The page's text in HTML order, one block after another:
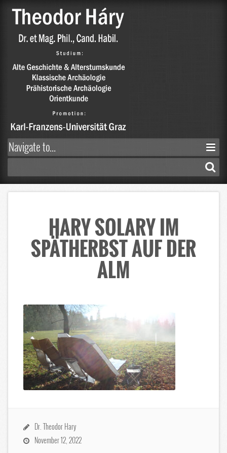
HARY SOLARY IM
SPÄTHERBST AUF DER
ALM
Dr. Theodor Hary
November 12, 2022